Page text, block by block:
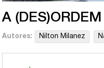
A
Autores: Nilton Milanez